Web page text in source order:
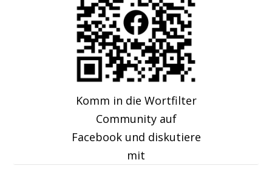
Komm in die Wortfilter
Community auf
Facebook und diskutiere
mit